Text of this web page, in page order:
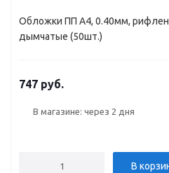
Обложки ПП А4, 0.40мм,
дымчатые (50шт.)
747 руб.
В магазине: через 2 дня
В